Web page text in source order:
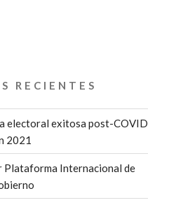
PÚBLICO»
RECIENTES
electoral exitosa post-COVID
2021
Plataforma Internacional de